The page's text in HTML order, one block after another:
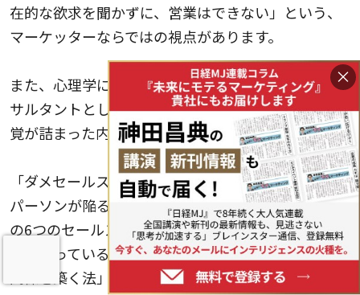
在的な欲求を聞かずに、営業はできない」という、
マーケッターならではの視点があります。
また、心理学に基づく深い人間観察力と、営業コン
サルタントとして1,000社以上の指導で培った実践感
覚が詰まった内容です。
「ダメセールスの典型トーク例」「99%のセールス
パーソンが陥る『アリ地獄』とは?」「モノマネ注意
の6つのセールス法」「心理じゃんけんの法則」「顧
客が持っている60の欲求と交流分析」「5分で信頼
関係を築く法」「4つのセールストークで魔法を起こ
×